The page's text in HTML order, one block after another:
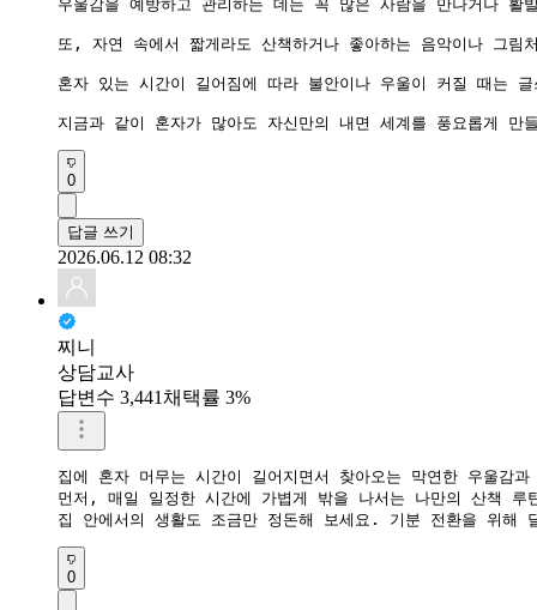
우울감을 예방하고 관리하는 데는 꼭 많은 사람을 만나거나
또, 자연 속에서 짧게라도 산책하거나 좋아하는 음악이나 그
혼자 있는 시간이 길어짐에 따라 불안이나 우울이 커질 때는
지금과 같이 혼자가 많아도 자신만의 내면 세계를 풍요롭게
0
답글 쓰기
2026.06.12 08:32
찌니
상담교사
답변수 3,441 채택률 3%
집에 혼자 머무는 시간이 길어지면서 찾아오는 막연한 우울감
먼저, 매일 일정한 시간에 가볍게 밖을 나서는 나만의 산책 루
집 안에서의 생활도 조금만 정돈해 보세요. 기분 전환을 위해
0